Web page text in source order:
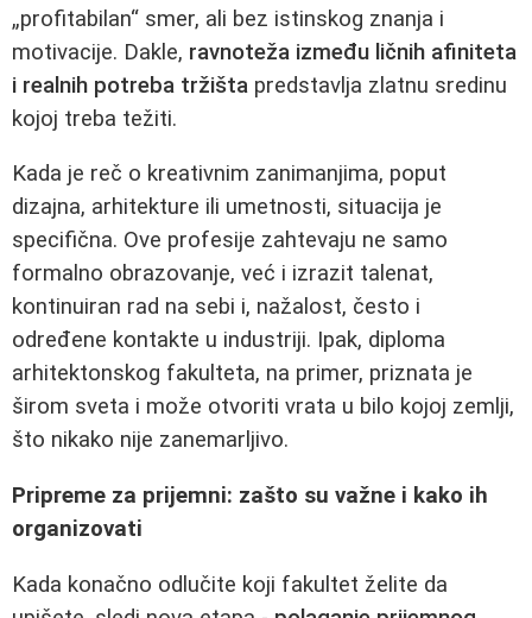
„profitabilan“ smer, ali bez istinskog znanja i
motivacije. Dakle, ravnoteža između ličnih afiniteta
i realnih potreba tržišta predstavlja zlatnu sredinu
kojoj treba težiti.
Kada je reč o kreativnim zanimanjima, poput
dizajna, arhitekture ili umetnosti, situacija je
specifična. Ove profesije zahtevaju ne samo
formalno obrazovanje, već i izrazit talenat,
kontinuiran rad na sebi i, nažalost, često i
određene kontakte u industriji. Ipak, diploma
arhitektonskog fakulteta, na primer, priznata je
širom sveta i može otvoriti vrata u bilo kojoj zemlji,
što nikako nije zanemarljivo.
Pripreme za prijemni: zašto su važne i kako ih
organizovati
Kada konačno odlučite koji fakultet želite da